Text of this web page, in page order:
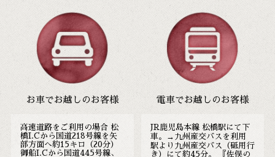
お車でお越しのお客様
高速道路をご利用の場合 松
橋I.Cから国道218号線を矢
部方面へ約15キロ（20分）
御船I.Cから国道445号線、
電車でお越しのお客様
JR鹿児島本線 松橋駅にて下
車。→九州産交バスを利用
駅より九州産交バス（砥用行
き）にて約45分。 『佐俣の